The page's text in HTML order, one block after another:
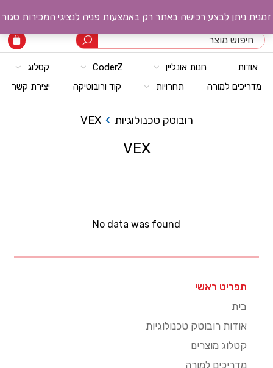
רובוטק טכנולוגיות
אודות חנות אונליין CoderZ
קטלוג
מדריכים למורה
תחרויות קוד ורובוטיקה יצירת קשר
רובוטק טכנולוגיות VEX
VEX
No data was found
תפריט ראשי
בית
אודות רובוטק טכנולוגיות
קטלוג מוצרים
מדריכים למורה
זמנית ניתן לבצע רכישה באתר רק באמצעות פניה לנציגי המכירות סגור